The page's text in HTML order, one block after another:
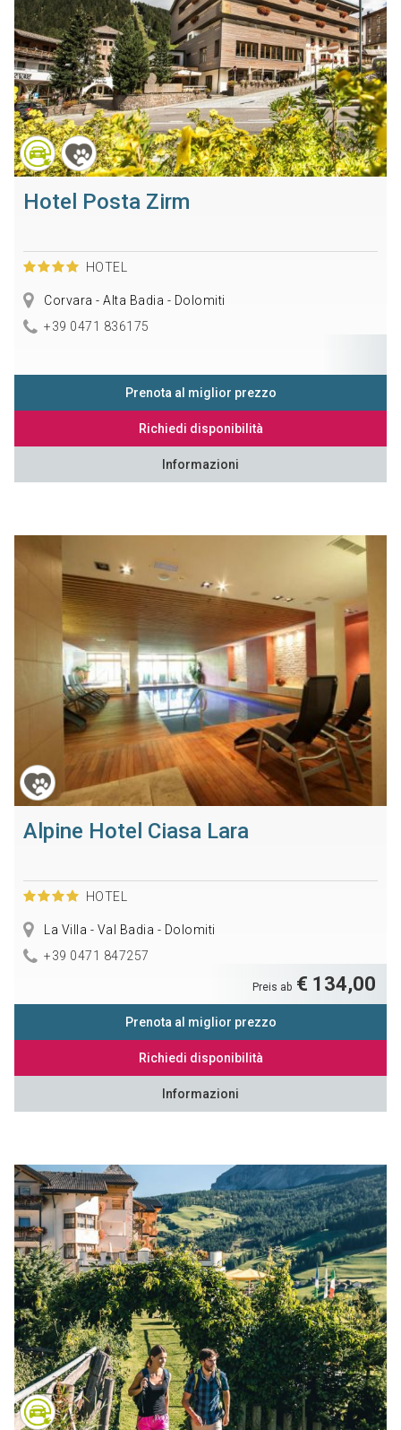
Hotel Posta Zirm
HOTEL
Corvara - Alta Badia - Dolomiti
+39 0471 836175
Prenota al miglior prezzo
Richiedi disponibilità
Informazioni
Alpine Hotel Ciasa Lara
HOTEL
La Villa - Val Badia - Dolomiti
+39 0471 847257
Preis ab € 134,00
Prenota al miglior prezzo
Richiedi disponibilità
Informazioni